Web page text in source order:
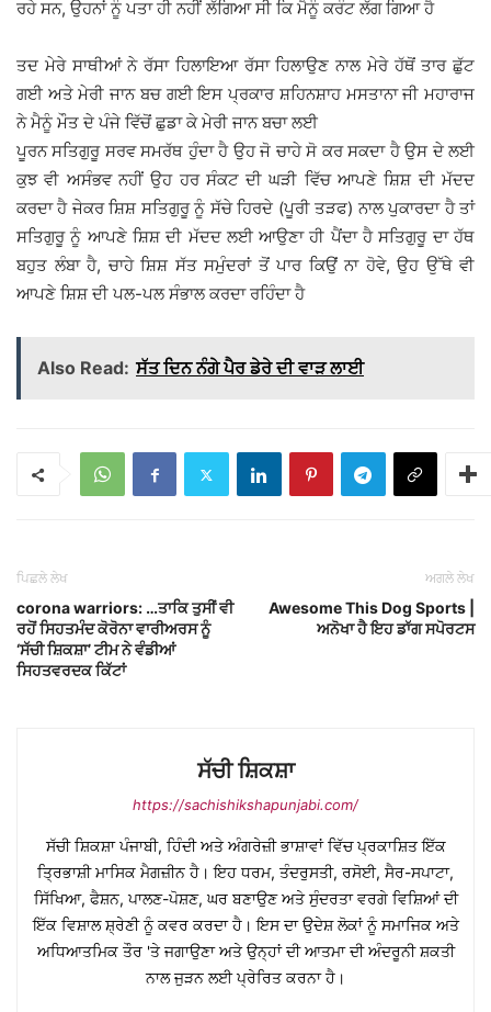
ਰਹੇ ਸਨ, ਉਹਨਾਂ ਨੂੰ ਪਤਾ ਹੀ ਨਹੀਂ ਲੱਗਿਆ ਸੀ ਕਿ ਮੈਨੂੰ ਕਰੰਟ ਲੱਗ ਗਿਆ ਹੈ
ਤਦ ਮੇਰੇ ਸਾਥੀਆਂ ਨੇ ਰੱਸਾ ਹਿਲਾਇਆ ਰੱਸਾ ਹਿਲਾਉਣ ਨਾਲ ਮੇਰੇ ਹੱਥੋਂ ਤਾਰ ਛੁੱਟ
ਗਈ ਅਤੇ ਮੇਰੀ ਜਾਨ ਬਚ ਗਈ ਇਸ ਪ੍ਰਕਾਰ ਸ਼ਹਿਨਸ਼ਾਹ ਮਸਤਾਨਾ ਜੀ ਮਹਾਰਾਜ
ਨੇ ਮੈਨੂੰ ਮੌਤ ਦੇ ਪੰਜੇ ਵਿੱਚੋਂ ਛੁਡਾ ਕੇ ਮੇਰੀ ਜਾਨ ਬਚਾ ਲਈ
ਪੂਰਨ ਸਤਿਗੁਰੂ ਸਰਵ ਸਮਰੱਥ ਹੁੰਦਾ ਹੈ ਉਹ ਜੋ ਚਾਹੇ ਸੋ ਕਰ ਸਕਦਾ ਹੈ ਉਸ ਦੇ ਲਈ
ਕੁਝ ਵੀ ਅਸੰਭਵ ਨਹੀਂ ਉਹ ਹਰ ਸੰਕਟ ਦੀ ਘੜੀ ਵਿੱਚ ਆਪਣੇ ਸ਼ਿਸ਼ ਦੀ ਮੱਦਦ
ਕਰਦਾ ਹੈ ਜੇਕਰ ਸ਼ਿਸ਼ ਸਤਿਗੁਰੂ ਨੂੰ ਸੱਚੇ ਹਿਰਦੇ (ਪੂਰੀ ਤੜਫ) ਨਾਲ ਪੁਕਾਰਦਾ ਹੈ ਤਾਂ
ਸਤਿਗੁਰੂ ਨੂੰ ਆਪਣੇ ਸ਼ਿਸ਼ ਦੀ ਮੱਦਦ ਲਈ ਆਉਣਾ ਹੀ ਪੈਂਦਾ ਹੈ ਸਤਿਗੁਰੂ ਦਾ ਹੱਥ
ਬਹੁਤ ਲੰਬਾ ਹੈ, ਚਾਹੇ ਸ਼ਿਸ਼ ਸੱਤ ਸਮੁੰਦਰਾਂ ਤੋਂ ਪਾਰ ਕਿਉਂ ਨਾ ਹੋਵੇ, ਉਹ ਉੱਥੇ ਵੀ
ਆਪਣੇ ਸ਼ਿਸ਼ ਦੀ ਪਲ-ਪਲ ਸੰਭਾਲ ਕਰਦਾ ਰਹਿੰਦਾ ਹੈ
Also Read: ਸੱਤ ਦਿਨ ਨੰਗੇ ਪੈਰ ਡੇਰੇ ਦੀ ਵਾੜ ਲਾਈ
ਪਿਛਲੇ ਲੇਖ
corona warriors: …ਤਾਕਿ ਤੁਸੀਂ ਵੀ
ਰਹੋਂ ਸਿਹਤਮੰਦ ਕੋਰੋਨਾ ਵਾਰੀਅਰਸ ਨੂੰ
‘ਸੱਚੀ ਸ਼ਿਕਸ਼ਾ’ ਟੀਮ ਨੇ ਵੰਡੀਆਂ
ਸਿਹਤਵਰਦਕ ਕਿੱਟਾਂ
ਅਗਲੇ ਲੇਖ
Awesome This Dog Sports |
ਅਨੋਖਾ ਹੈ ਇਹ ਡਾੱਗ ਸਪੋਰਟਸ
ਸੱਚੀ ਸ਼ਿਕਸ਼ਾ
https://sachishikshapunjabi.com/
ਸੱਚੀ ਸ਼ਿਕਸ਼ਾ ਪੰਜਾਬੀ, ਹਿੰਦੀ ਅਤੇ ਅੰਗਰੇਜ਼ੀ ਭਾਸ਼ਾਵਾਂ ਵਿੱਚ ਪ੍ਰਕਾਸ਼ਿਤ ਇੱਕ
ਤ੍ਰਿਭਾਸ਼ੀ ਮਾਸਿਕ ਮੈਗਜ਼ੀਨ ਹੈ। ਇਹ ਧਰਮ, ਤੰਦਰੁਸਤੀ, ਰਸੋਈ, ਸੈਰ-ਸਪਾਟਾ,
ਸਿੱਖਿਆ, ਫੈਸ਼ਨ, ਪਾਲਣ-ਪੋਸ਼ਣ, ਘਰ ਬਣਾਉਣ ਅਤੇ ਸੁੰਦਰਤਾ ਵਰਗੇ ਵਿਸ਼ਿਆਂ ਦੀ
ਇੱਕ ਵਿਸ਼ਾਲ ਸ਼੍ਰੇਣੀ ਨੂੰ ਕਵਰ ਕਰਦਾ ਹੈ। ਇਸ ਦਾ ਉਦੇਸ਼ ਲੋਕਾਂ ਨੂੰ ਸਮਾਜਿਕ ਅਤੇ
ਅਧਿਆਤਮਿਕ ਤੌਰ 'ਤੇ ਜਗਾਉਣਾ ਅਤੇ ਉਨ੍ਹਾਂ ਦੀ ਆਤਮਾ ਦੀ ਅੰਦਰੂਨੀ ਸ਼ਕਤੀ
ਨਾਲ ਜੁੜਨ ਲਈ ਪ੍ਰੇਰਿਤ ਕਰਨਾ ਹੈ।